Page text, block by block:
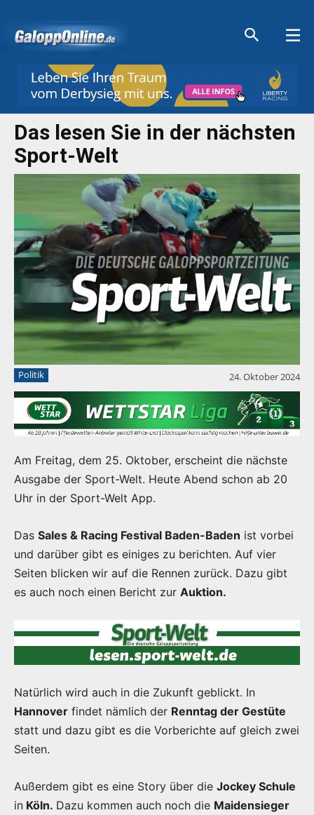
Das lesen Sie in der nächsten
Sport-Welt
Politik 24. Oktober 2024
Am Freitag, dem 25. Oktober, erscheint die nächste
Ausgabe der Sport-Welt. Heute Abend schon ab 20
Uhr in der Sport-Welt App.
Das Sales & Racing Festival Baden-Baden ist vorbei
und darüber gibt es einiges zu berichten. Auf vier
Seiten blicken wir auf die Rennen zurück. Dazu gibt
es auch noch einen Bericht zur Auktion.
Natürlich wird auch in die Zukunft geblickt. In
Hannover findet nämlich der Renntag der Gestüte
statt und dazu gibt es die Vorberichte auf gleich zwei
Seiten.
Außerdem gibt es eine Story über die Jockey Schule
in Köln. Dazu kommen auch noch die Maidensieger